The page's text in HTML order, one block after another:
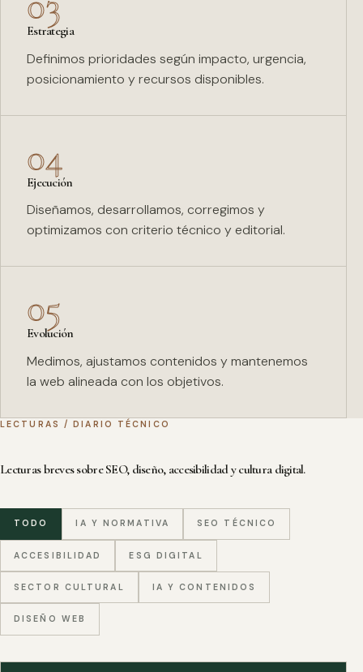
Estrategia
Definimos prioridades según impacto, urgencia,
posicionamiento y recursos disponibles.
04
Ejecución
Diseñamos, desarrollamos, corregimos y
optimizamos con criterio técnico y editorial.
05
Evolución
Medimos, ajustamos contenidos y mantenemos
la web alineada con los objetivos.
LECTURAS / DIARIO TÉCNICO
Lecturas breves sobre SEO, diseño, accesibilidad y cultura digital.
TODO IA Y NORMATIVA SEO TÉCNICO
ACCESIBILIDAD ESG DIGITAL
SECTOR CULTURAL IA Y CONTENIDOS
DISEÑO WEB